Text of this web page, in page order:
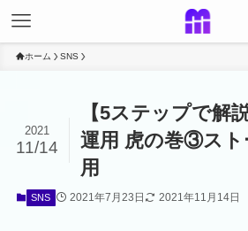
ホーム SNS
【5ステップで解
運用 虎の巻③スト
用
2021
11/14
SNS 2021年7月23日 2021年11月14日